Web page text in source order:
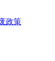
政策